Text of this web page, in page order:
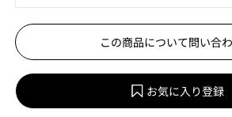
この商品について問い合
お気に入り登録